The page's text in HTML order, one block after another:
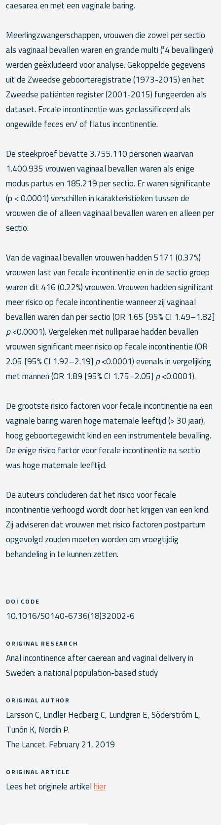
caesarea en met een vaginale baring.
Meerlingzwangerschappen, vrouwen die zowel per sectio
als vaginaal bevallen waren en grande multi (³4 bevallingen)
werden geëxludeerd voor analyse. Gekoppelde gegevens
uit de Zweedse geboorteregistratie (1973-2015) en het
Zweedse patiënten register (2001-2015) fungeerden als
dataset. Fecale incontinentie was geclassificeerd als
ongewilde feces en/ of flatus incontinentie.
De steekproef bevatte 3.755.110 personen waarvan
1.400.935 vrouwen vaginaal bevallen waren als enige
modus partus en 185.219 per sectio. Er waren significante
(p < 0.0001) verschillen in karakteristieken tussen de
vrouwen die of alleen vaginaal bevallen waren en alleen per
sectio.
Van de vaginaal bevallen vrouwen hadden 5171 (0.37%)
vrouwen last van fecale incontinentie en in de sectio groep
waren dit 416 (0.22%) vrouwen. Vrouwen hadden significant
meer risico op fecale incontinentie wanneer zij vaginaal
bevallen waren dan per sectio (OR 1.65 [95% CI 1.49–1.82]
p<0.0001). Vergeleken met nulliparae hadden bevallen
vrouwen significant meer risico op fecale incontinentie (OR
2.05 [95% CI 1.92–2.19]p<0.0001) evenals in vergelijking
met mannen (OR 1.89 [95% CI 1.75–2.05]p<0.0001).
De grootste risico factoren voor fecale incontinentie na een
vaginale baring waren hoge maternale leeftijd (> 30 jaar),
hoog geboortegewicht kind en een instrumentele bevalling.
De enige risico factor voor fecale incontinentie na sectio
was hoge maternale leeftijd.
De auteurs concluderen dat het risico voor fecale
incontinentie verhoogd wordt door het krijgen van een kind.
Zij adviseren dat vrouwen met risico factoren postpartum
opgevolgd zouden moeten worden om vroegtijdig
behandeling in te kunnen zetten.
DOI CODE
10.1016/S0140-6736(18)32002-6
ORIGINAL RESEARCH
Anal incontinence after caerean and vaginal delivery in
Sweden: a national population-based study
ORIGINAL AUTHOR
Larsson C, Lindler Hedberg C, Lundgren E, Söderström L,
Tunón K, Nordin P.
The Lancet. February 21, 2019
ORIGINAL ARTICLE
Lees het originele artikelhier